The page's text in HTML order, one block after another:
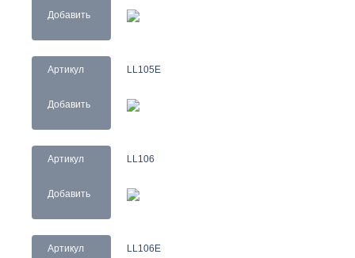
Добавить
Артикул
Добавить
LL105E
Артикул
Добавить
LL106
Артикул LL106E